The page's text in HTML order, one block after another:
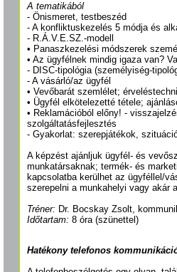
A tematikából
- Önismeret, testbeszéd
- A konfliktuskezelés 5 módja és
- R.Á.V.E.SZ.-modell
• Panaszkezelési módszerek
• Az ügyfélnek mindig igaza van?
- DISC-tipológia (személyiség-
- A vásárló/az ügyfél
• Vevőbarát szemlélet;
• Ügyfél elkötelezetté tétele;
• Reklamációból előny! -
szolgáltatásfejlesztés
- Gyakorlat: szerepjátékok,
A képzést ajánljuk ügyfél- és
munkatársaknak; termék- és
kapcsolatba kerülhet az ügyféllel/
szerepelni a munkahelyi vagy akár
Tréner: Dr. Bocskay Zsolt,
Időtartam: 8 óra (szünettel)
Hatékony telefonos